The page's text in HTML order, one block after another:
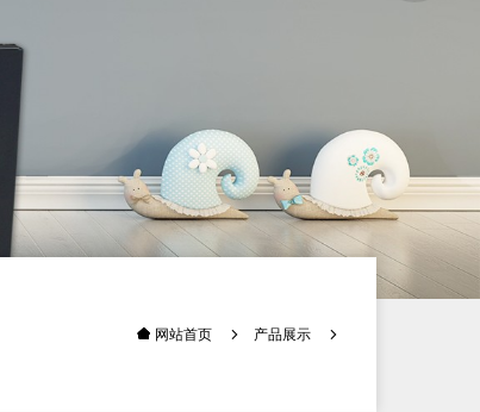
网站首页 产品展示